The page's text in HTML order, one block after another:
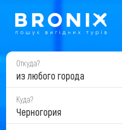
Откуда?
из любого города
Куда?
Черногория